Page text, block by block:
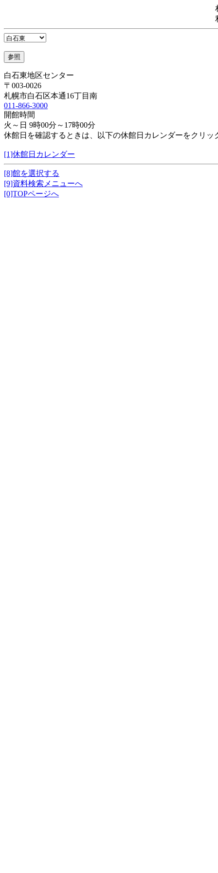
白石東地区センター
〒003-0026
札幌市白石区本通16丁目南
011-866-3000
開館時間
火～日 9時00分～17時00分
休館日を確認するときは、以下の休館日カレンダーをクリッ
[1]休館日カレンダー
[8]館を選択する
[9]資料検索メニューへ
[0]TOPページへ